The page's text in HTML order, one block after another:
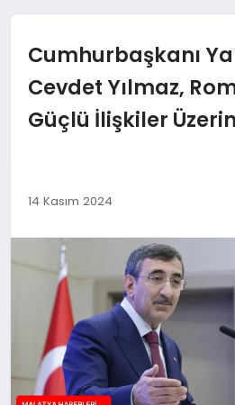
DÜNYA
EĞITIM
MAGAZIN
SAĞLIK
SIYASET
SPOR
Cumhurbaşkanı
Cevdet Yılmaz,
Güçlü İlişkiler
14 Kasım 2024